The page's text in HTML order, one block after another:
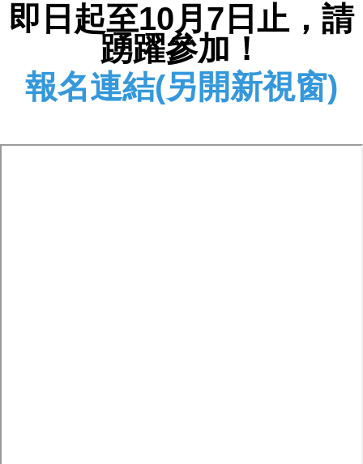
即日起至10月7日止，請
踴躍參加！
報名連結(另開新視窗)